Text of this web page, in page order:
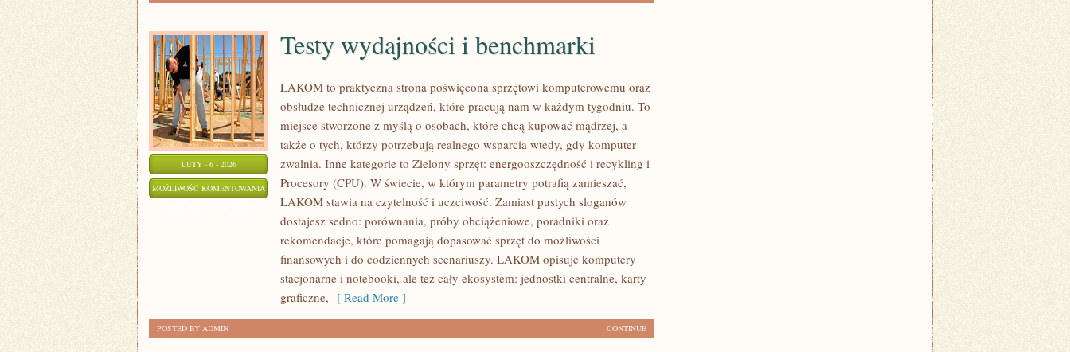
LUTY - 6 - 2026
MOŻLIWOŚĆ KOMENTOWANIA TESTY
WYDAJNOŚCI
BENCHMARKI
Testy wydajności i benchmarki
LAKOM to praktyczna strona poświęcona sprzętowi komputerowemu oraz
obsłudze technicznej urządzeń, które pracują nam w każdym tygodniu. To
miejsce stworzone z myślą o osobach, które chcą kupować mądrzej, a
także o tych, którzy potrzebują realnego wsparcia wtedy, gdy komputer
zwalnia. Inne kategorie to Zielony sprzęt: energooszczędność i recykling i
Procesory (CPU). W świecie, w którym parametry potrafią zamieszać,
LAKOM stawia na czytelność i uczciwość. Zamiast pustych sloganów
dostajesz sedno: porównania, próby obciążeniowe, poradniki oraz
rekomendacje, które pomagają dopasować sprzęt do możliwości
finansowych i do codziennych scenariuszy. LAKOM opisuje komputery
stacjonarne i notebooki, ale też cały ekosystem: jednostki centralne, karty
graficzne, [ Read More ]
CONTINUE
POSTED BY ADMIN